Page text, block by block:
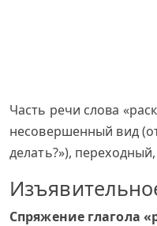
Часть речи слова
несовершенный вид
делать?»),
Спряжение глагола